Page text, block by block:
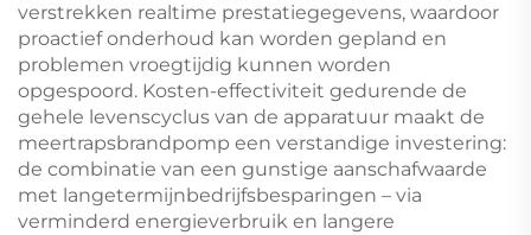
verstrekken realtime prestatiegegevens, waardoor
proactief onderhoud kan worden gepland en
problemen vroegtijdig kunnen worden
opgespoord. Kosten-effectiviteit gedurende de
gehele levenscyclus van de apparatuur maakt de
meertrapsbrandpomp een verstandige investering:
de combinatie van een gunstige aanschafwaarde
met langetermijnbedrijfsbesparingen – via
verminderd energieverbruik en langere